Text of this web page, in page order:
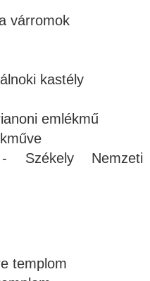
várromok
kastély
emlékmű
- Székely Nemzeti
templom